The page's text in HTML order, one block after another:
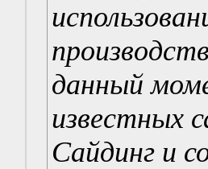
данный
известных
Сайдинг и